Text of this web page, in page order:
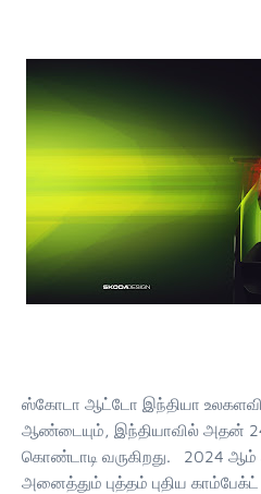
ஸ்கோடா ஆட்டோ இந்தியா
ஆண்டையும், இந்தியாவில் அதன்
கொண்டாடி வருகிறது. 2024
அனைத்தும் புத்தம் புதிய காம்பேக்ட்